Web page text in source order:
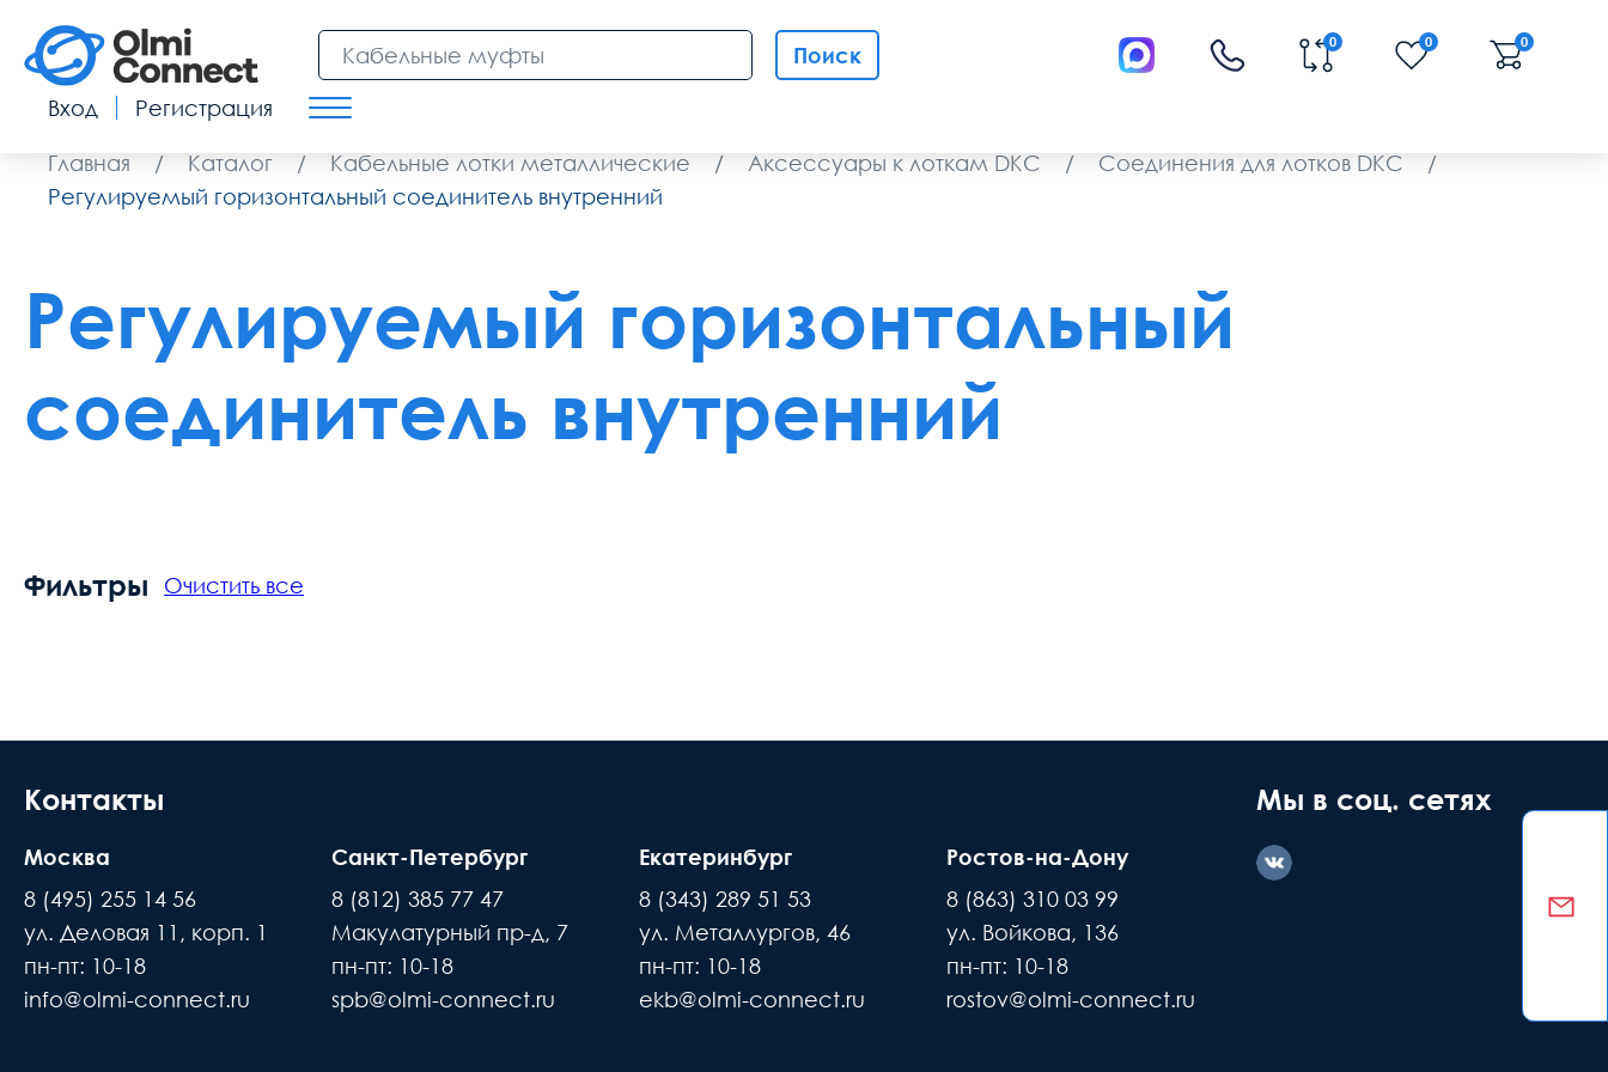
Поиск
0 0 0
Вход Регистрация
Главная / Каталог / Кабельные лотки металлические / Аксессуары к лоткам DKC / Соединения для лотков DKC
/
Регулируемый горизонтальный соединитель внутренний
Регулируемый горизонтальный
соединитель внутренний
Фильтры Очистить все
Контакты
Москва
8 (495) 255 14 56
ул. Деловая 11, корп. 1
пн-пт: 10-18
info@olmi-connect.ru
Санкт-Петербург
8 (812) 385 77 47
Макулатурный пр-д, 7
пн-пт: 10-18
spb@olmi-connect.ru
Екатеринбург
8 (343) 289 51 53
ул. Металлургов, 46
пн-пт: 10-18
ekb@olmi-connect.ru
Ростов-на-Дону
8 (863) 310 03 99
ул. Войкова, 136
пн-пт: 10-18
rostov@olmi-connect.ru
Мы в соц. сетях